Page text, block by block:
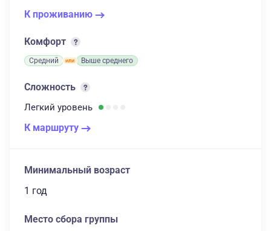
К проживанию
Комфорт
Средний Выше среднего
Сложность
Легкий уровень
К маршруту
Минимальный возраст
1 год
Место сбора группы